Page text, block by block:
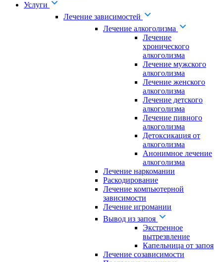
Услуги
Лечение зависимостей
Лечение алкоголизма
Лечение
хронического
алкоголизма
Лечение мужского
алкоголизма
Лечение женского
алкоголизма
Лечение детского
алкоголизма
Лечение пивного
алкоголизма
Детоксикация от
алкоголизма
Анонимное лечение
алкоголизма
Лечение наркомании
Раскодирование
Лечение компьютерной
зависимости
Лечение игромании
Вывод из запоя
Экстренное
вытрезвление
Капельница от запоя
Лечение созависимости